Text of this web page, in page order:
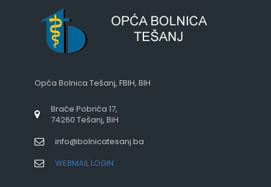
Opća Bolnica Tešanj, FBIH, BIH
Braće Pobrića 17,
74260 Tešanj, BiH
info@bolnicatesanj.ba
WEBMAIL LOGIN